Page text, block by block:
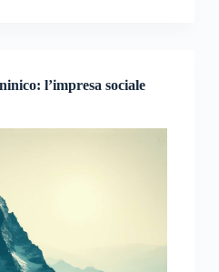
l’impresa sociale